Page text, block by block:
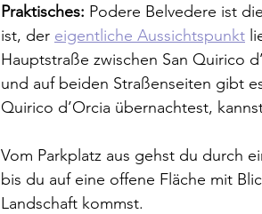
Praktisches: Podere Belvedere ist
ist, der eigentliche Aussichtspunkt
Hauptstraße zwischen San Quirico
und auf beiden Straßenseiten gibt
Quirico d’Orcia übernachtest,
Vom Parkplatz aus gehst du durch
bis du auf eine offene Fläche mit
Landschaft kommst.